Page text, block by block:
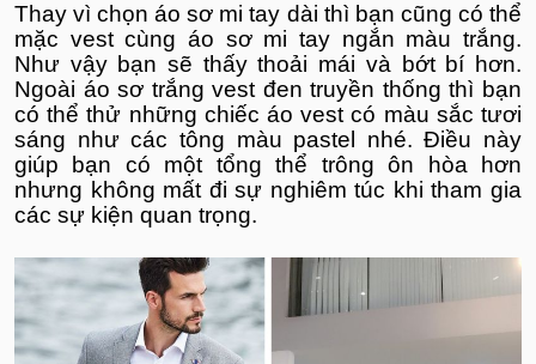
Thay vì chọn áo sơ mi tay dài thì bạn cũng có thể
mặc vest cùng áo sơ mi tay ngắn màu trắng.
Như vậy bạn sẽ thấy thoải mái và bớt bí hơn.
Ngoài áo sơ trắng vest đen truyền thống thì bạn
có thể thử những chiếc áo vest có màu sắc tươi
sáng như các tông màu pastel nhé. Điều này
giúp bạn có một tổng thể trông ôn hòa hơn
nhưng không mất đi sự nghiêm túc khi tham gia
các sự kiện quan trọng.